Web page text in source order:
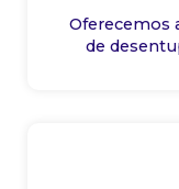
Oferecemos
de